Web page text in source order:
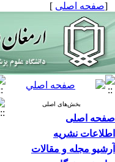
[صفحه اصلی ]
بخش‌های اصلی
صفحه اصلی
اطلاعات نشریه
آرشیو مجله و مقالات